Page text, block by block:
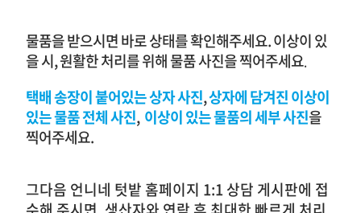
물품을 받으시면 바로 상태를 확인해주세요. 이상이 있
을 시, 원활한 처리를 위해 물품 사진을 찍어주세요.
택배 송장이 붙어있는 상자사진,상자에 담겨진 이상이
있는 물품전체사진, 이상이 있는 물품의 세부 사진을
찍어주세요.
그다음 언니네 텃밭 홈페이지 1:1 상담 게시판에 접